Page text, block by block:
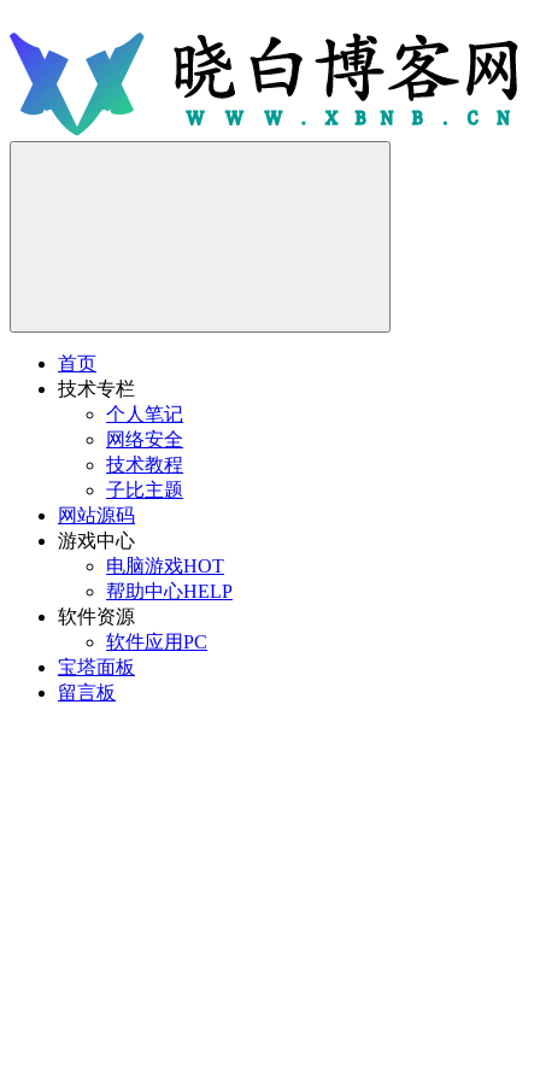
首页
技术专栏
个人笔记
网络安全
技术教程
子比主题
网站源码
游戏中心
电脑游戏HOT
帮助中心HELP
软件资源
软件应用PC
宝塔面板
留言板